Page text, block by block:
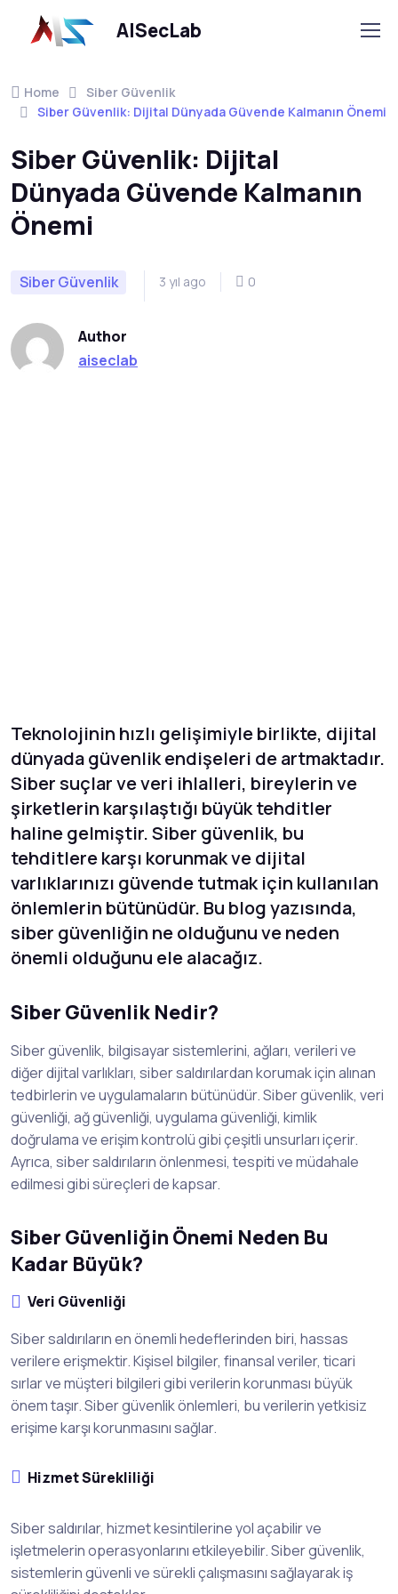
AISecLab
Home
Siber Güvenlik
Siber Güvenlik: Dijital Dünyada Güvende Kalmanın Önemi
Siber Güvenlik: Dijital
Dünyada Güvende Kalmanın
Önemi
Siber Güvenlik 3 yıl ago 0
Author
aiseclab
Teknolojinin hızlı gelişimiyle birlikte, dijital
dünyada güvenlik endişeleri de artmaktadır.
Siber suçlar ve veri ihlalleri, bireylerin ve
şirketlerin karşılaştığı büyük tehditler
haline gelmiştir. Siber güvenlik, bu
tehditlere karşı korunmak ve dijital
varlıklarınızı güvende tutmak için kullanılan
önlemlerin bütünüdür. Bu blog yazısında,
siber güvenliğin ne olduğunu ve neden
önemli olduğunu ele alacağız.
Siber Güvenlik Nedir?
Siber güvenlik, bilgisayar sistemlerini, ağları, verileri ve
diğer dijital varlıkları, siber saldırılardan korumak için alınan
tedbirlerin ve uygulamaların bütünüdür. Siber güvenlik, veri
güvenliği, ağ güvenliği, uygulama güvenliği, kimlik
doğrulama ve erişim kontrolü gibi çeşitli unsurları içerir.
Ayrıca, siber saldırıların önlenmesi, tespiti ve müdahale
edilmesi gibi süreçleri de kapsar.
Siber Güvenliğin Önemi Neden Bu
Kadar Büyük?
Veri Güvenliği
Siber saldırıların en önemli hedeflerinden biri, hassas
verilere erişmektir. Kişisel bilgiler, finansal veriler, ticari
sırlar ve müşteri bilgileri gibi verilerin korunması büyük
önem taşır. Siber güvenlik önlemleri, bu verilerin yetkisiz
erişime karşı korunmasını sağlar.
Hizmet Sürekliliği
Siber saldırılar, hizmet kesintilerine yol açabilir ve
işletmelerin operasyonlarını etkileyebilir. Siber güvenlik,
sistemlerin güvenli ve sürekli çalışmasını sağlayarak iş